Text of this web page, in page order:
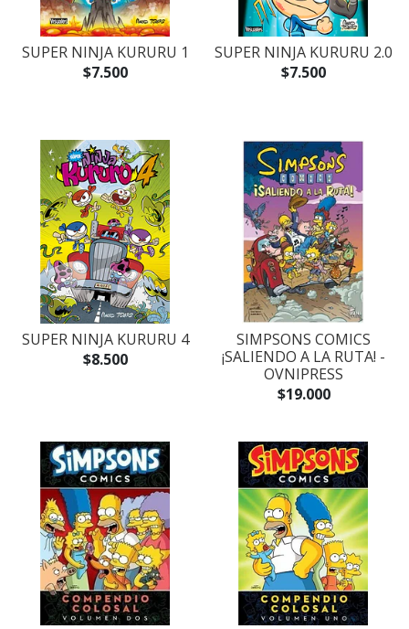
SUPER NINJA KURURU 1
$7.500
SUPER NINJA KURURU 2.0
$7.500
SUPER NINJA KURURU 4
$8.500
SIMPSONS COMICS
¡SALIENDO A LA RUTA! -
OVNIPRESS
$19.000